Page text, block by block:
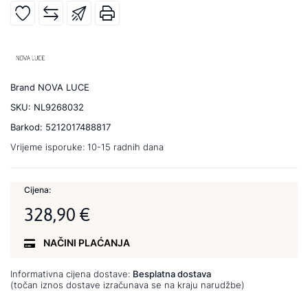
Brand NOVA LUCE
SKU: NL9268032
Barkod: 5212017488817
Vrijeme isporuke: 10-15 radnih dana
Cijena:
328,90 €
NAČINI PLAĆANJA
Informativna cijena dostave: Besplatna dostava
(točan iznos dostave izračunava se na kraju narudžbe)